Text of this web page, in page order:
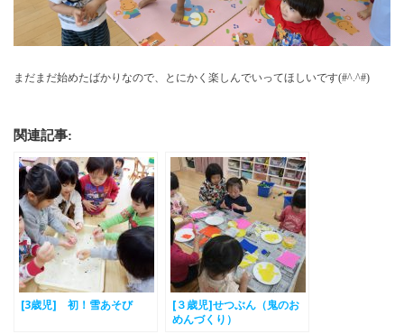
まだまだ始めたばかりなので、とにかく楽しんでいってほしいです(#^.^#)
関連記事:
[3歳児] 初！雪あそび
[３歳児]せつぶん（鬼のお
めんづくり）